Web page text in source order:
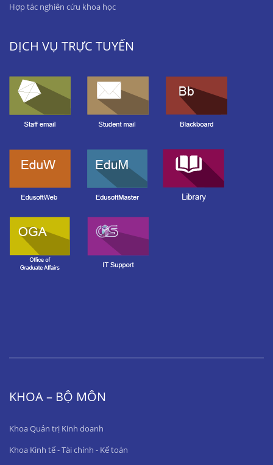
Hợp tác nghiên cứu khoa học
DỊCH VỤ TRỰC TUYẾN
KHOA – BỘ MÔN
Khoa Quản trị Kinh doanh
Khoa Kinh tế - Tài chính - Kế toán